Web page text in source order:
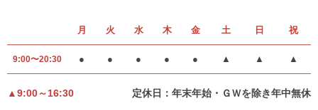
月 火 水 木 金 土 日 祝
9:00〜20:30 ● ● ● ● ● ▲ ▲ ▲
▲9:00～16:30 定休日：年末年始・ＧＷを除き年中無休